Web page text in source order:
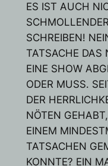
ES IST AUCH
SCHREIBEN!
TATSACHE DAS
EINE SHOW
ODER MUSS.
DER
NÖTEN
EINEM
TATSACHEN
KONNTE? EIN